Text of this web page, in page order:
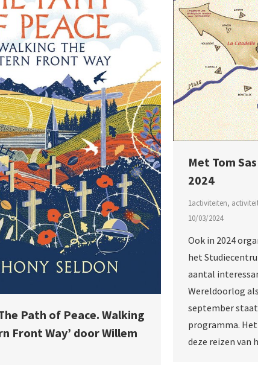
Path of Peace. Walking
Front Way’ door Willem
Met Tom
2024
1activiteiten,
10/03/2024
Ook in 2024
het
aantal
Wereldoorlog
september
programma. Het
deze reizen van